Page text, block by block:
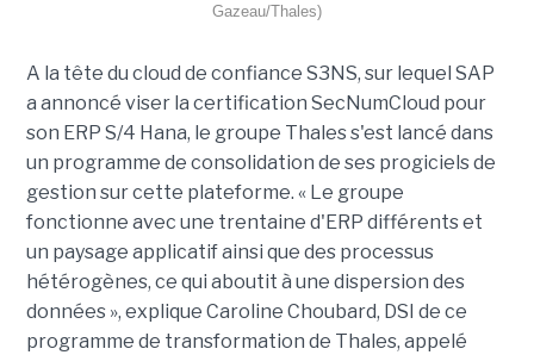
Gazeau/Thales)
A la tête du cloud de confiance S3NS, sur lequel SAP
a annoncé viser la certification SecNumCloud pour
son ERP S/4 Hana, le groupe Thales s'est lancé dans
un programme de consolidation de ses progiciels de
gestion sur cette plateforme. « Le groupe
fonctionne avec une trentaine d'ERP différents et
un paysage applicatif ainsi que des processus
hétérogènes, ce qui aboutit à une dispersion des
données », explique Caroline Choubard, DSI de ce
programme de transformation de Thales, appelé